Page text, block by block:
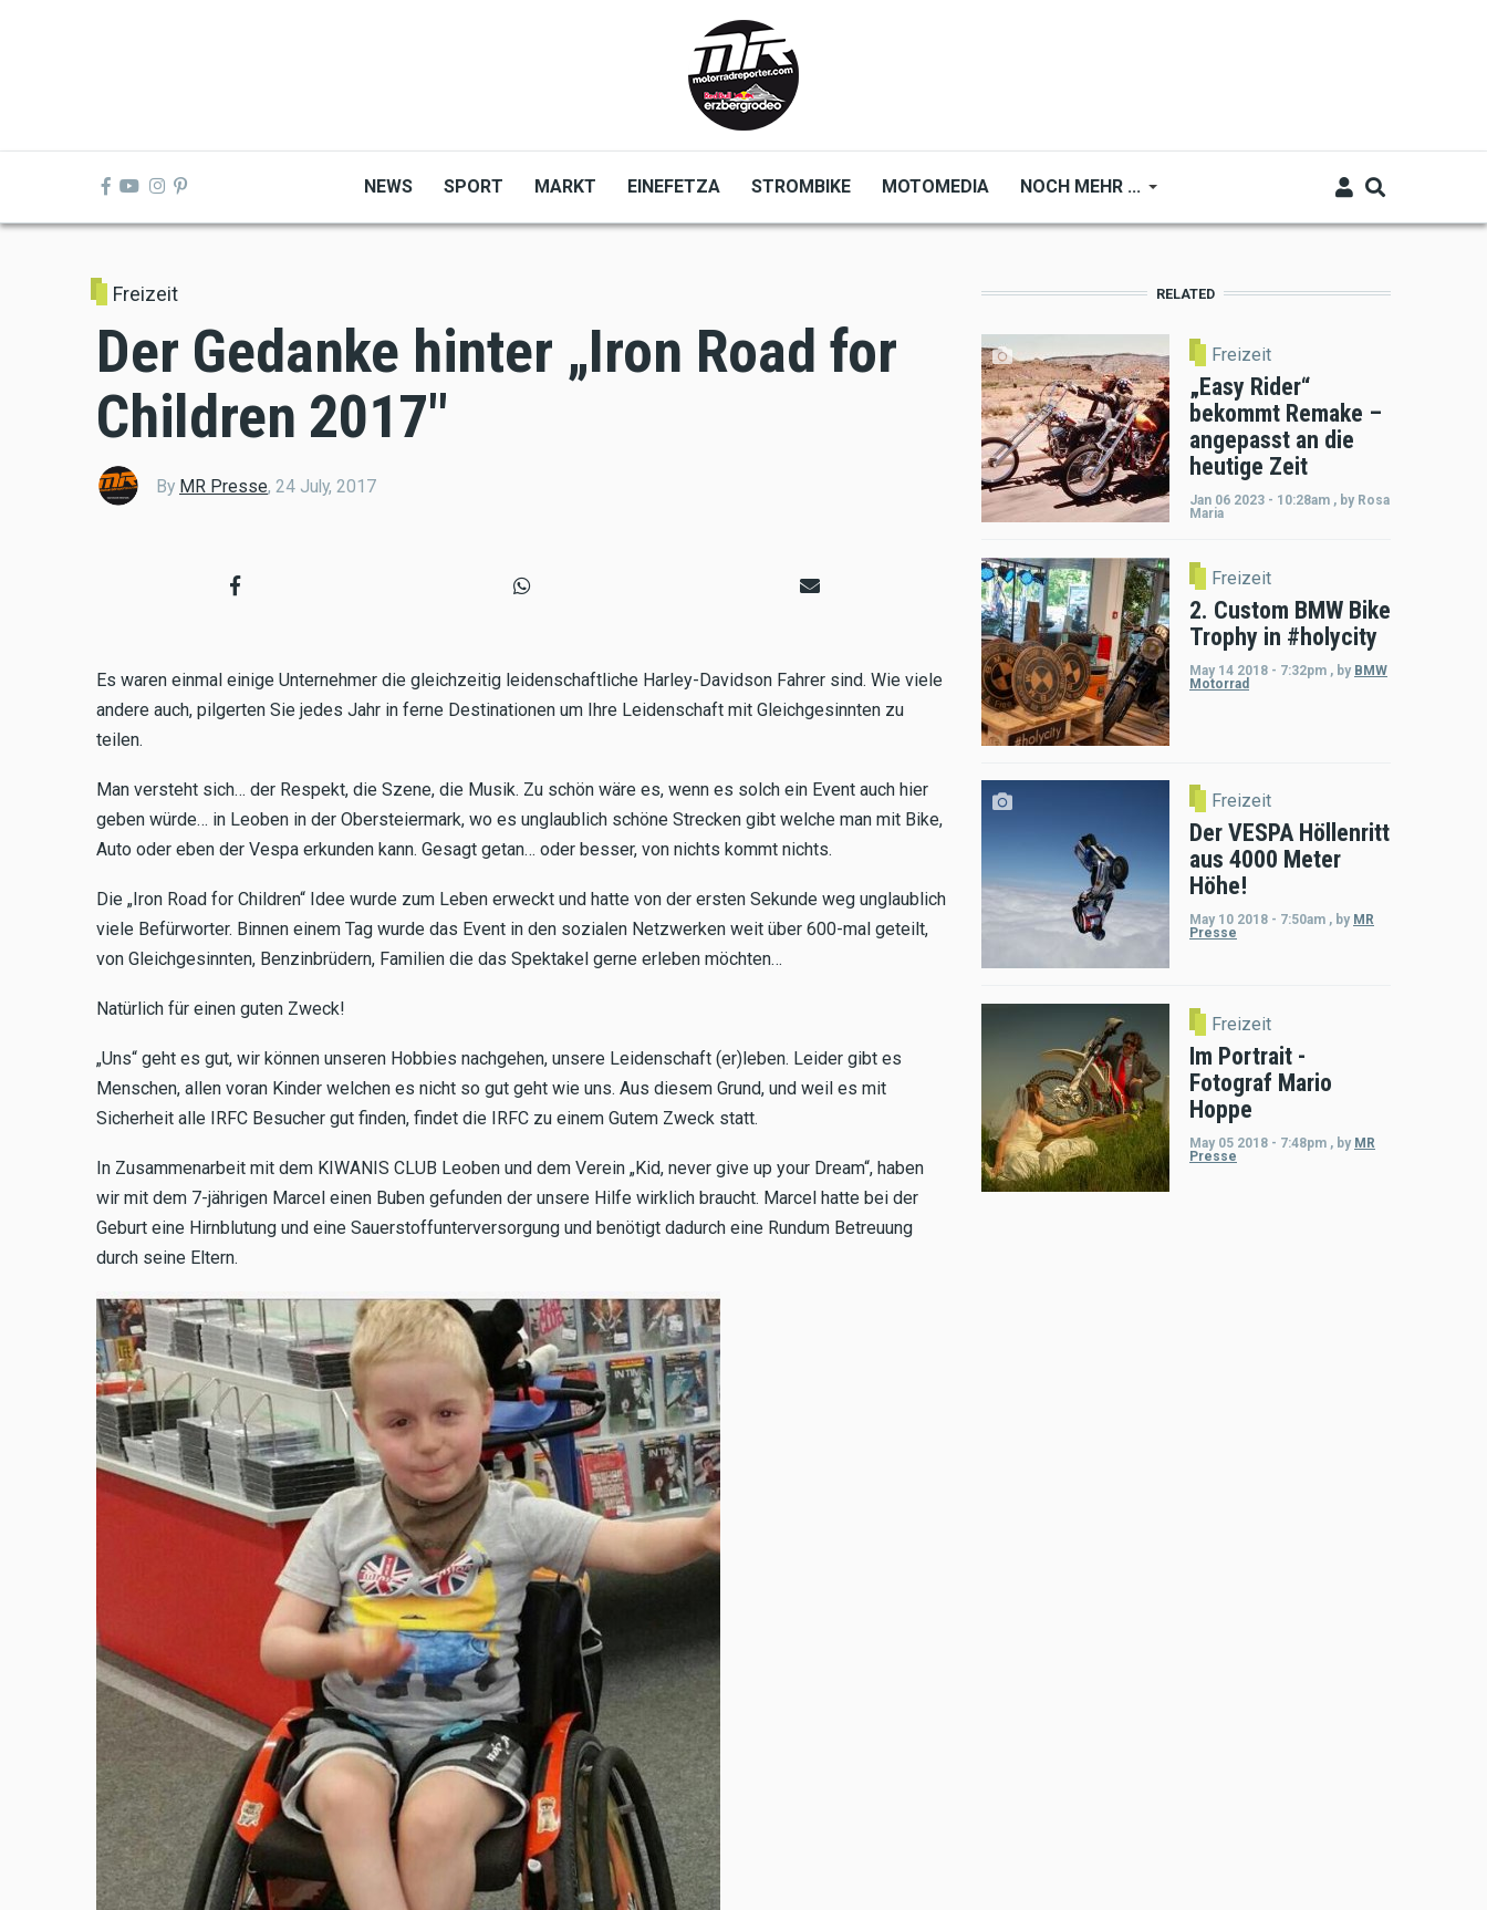
NEWS SPORT MARKT EINEFETZA STROMBIKE MOTOMEDIA NOCH MEHR ...
Freizeit
Der Gedanke hinter „Iron Road for
Children 2017"
By MR Presse, 24 July, 2017
Es waren einmal einige Unternehmer die gleichzeitig leidenschaftliche Harley-Davidson Fahrer sind. Wie viele
andere auch, pilgerten Sie jedes Jahr in ferne Destinationen um Ihre Leidenschaft mit Gleichgesinnten zu
teilen.
Man versteht sich… der Respekt, die Szene, die Musik. Zu schön wäre es, wenn es solch ein Event auch hier
geben würde… in Leoben in der Obersteiermark, wo es unglaublich schöne Strecken gibt welche man mit Bike,
Auto oder eben der Vespa erkunden kann. Gesagt getan… oder besser, von nichts kommt nichts.
Die „Iron Road for Children“ Idee wurde zum Leben erweckt und hatte von der ersten Sekunde weg unglaublich
viele Befürworter. Binnen einem Tag wurde das Event in den sozialen Netzwerken weit über 600-mal geteilt,
von Gleichgesinnten, Benzinbrüdern, Familien die das Spektakel gerne erleben möchten…
Natürlich für einen guten Zweck!
„Uns“ geht es gut, wir können unseren Hobbies nachgehen, unsere Leidenschaft (er)leben. Leider gibt es
Menschen, allen voran Kinder welchen es nicht so gut geht wie uns. Aus diesem Grund, und weil es mit
Sicherheit alle IRFC Besucher gut finden, findet die IRFC zu einem Gutem Zweck statt.
In Zusammenarbeit mit dem KIWANIS CLUB Leoben und dem Verein „Kid, never give up your Dream“, haben
wir mit dem 7-jährigen Marcel einen Buben gefunden der unsere Hilfe wirklich braucht. Marcel hatte bei der
Geburt eine Hirnblutung und eine Sauerstoffunterversorgung und benötigt dadurch eine Rundum Betreuung
durch seine Eltern.
RELATED
Freizeit
„Easy Rider“
bekommt Remake –
angepasst an die
heutige Zeit
Jan 06 2023 - 10:28am , by Rosa
Maria
Freizeit
2. Custom BMW Bike
Trophy in #holycity
May 14 2018 - 7:32pm , by BMW
Motorrad
Freizeit
Der VESPA Höllenritt
aus 4000 Meter
Höhe!
May 10 2018 - 7:50am , by MR
Presse
Freizeit
Im Portrait -
Fotograf Mario
Hoppe
May 05 2018 - 7:48pm , by MR
Presse